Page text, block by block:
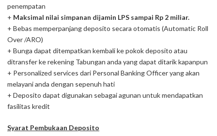
penempatan
+ Maksimal nilai simpanan dijamin LPS sampai Rp 2 miliar.
+ Bebas memperpanjang deposito secara otomatis (Automatic Roll
Over /ARO)
+ Bunga dapat ditempatkan kembali ke pokok deposito atau
ditransfer ke rekening Tabungan anda yang dapat ditarik kapanpun
+ Personalized services dari Personal Banking Officer yang akan
melayani anda dengan sepenuh hati
+ Deposito dapat digunakan sebagai agunan untuk mendapatkan
fasilitas kredit
Syarat Pembukaan Deposito